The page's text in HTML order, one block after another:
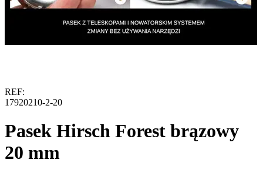
REF:
17920210-2-20
Pasek Hirsch Forest brązowy
20 mm